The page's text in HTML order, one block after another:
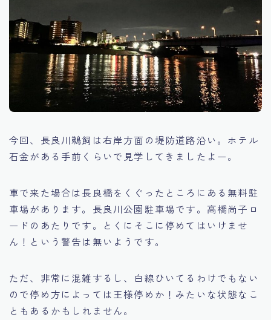
今回、長良川鵜飼は右岸方面の堤防道路沿い。ホテル
石金がある手前くらいで見学してきましたよー。
車で来た場合は長良橋をくぐったところにある無料駐
車場があります。長良川公園駐車場です。高橋尚子ロ
ードのあたりです。とくにそこに停めてはいけませ
ん！という警告は無いようです。
ただ、非常に混雑するし、白線ひいてるわけでもない
ので停め方によっては王様停めか！みたいな状態なこ
ともあるかもしれません。